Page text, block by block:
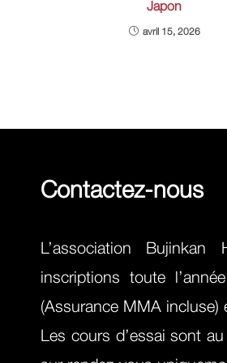
Japon
avril 15, 2026
Contactez-nous
L’association
inscriptions toute
(Assurance MMA incluse)
Les cours d’essai sont